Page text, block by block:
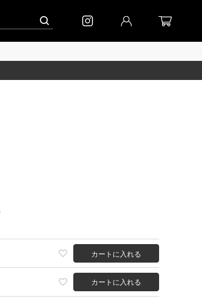
「シフォンニット」 到着｜2026AW「マガジン」
カートに入れる
カートに入れる